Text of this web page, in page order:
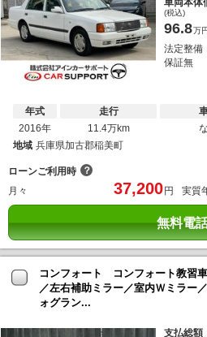
車両本体
(税込)
96.8万
法定整備
保証無
年式
2016年
走行
11.4万km
地域 兵庫県加古郡稲美町
ローンご利用時 ？
月々
37,200 円 実質
無料電
コンフォート コンフォート教習
／左右補助ミラー／室内Ｗミラー
ォグラン...
支払総額